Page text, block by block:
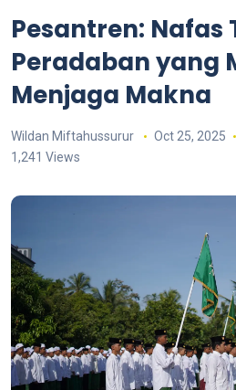
Pesantren: Nafas
Peradaban yang
Menjaga Makna
Wildan Miftahussurur Oct 25, 2025
1,241 Views